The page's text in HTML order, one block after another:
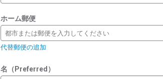
ホーム郵便
都市または郵便を入力してください
代替郵便の追加
名（Preferred）